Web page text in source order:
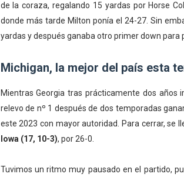
de la coraza, regalando 15 yardas por Horse
donde más tarde Milton ponía el 24-27. Sin
yardas y después ganaba otro primer down para
Michigan, la mejor del país esta
Mientras Georgia tras prácticamente dos
relevo de nº 1 después de dos temporadas
este 2023 con mayor autoridad. Para cerrar,
Iowa (17, 10-3), por 26-0.
Tuvimos un ritmo muy pausado en el partido,